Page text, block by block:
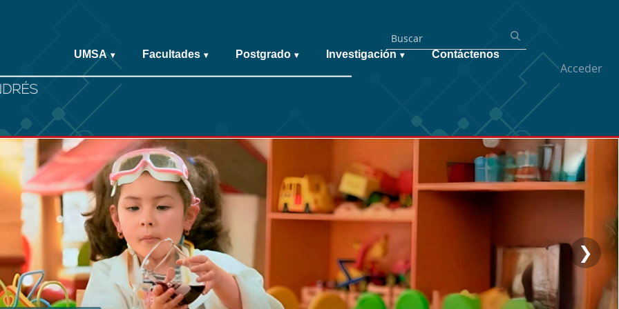
Acceder
UMSA ▾ Facultades ▾ Postgrado ▾ Investigación ▾ Contáctenos
❯